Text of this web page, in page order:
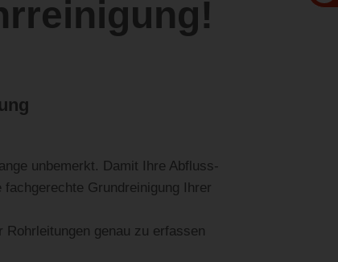
unbemerkt. Damit Ihre Abfluss-
Grundreinigung Ihrer
genau zu erfassen